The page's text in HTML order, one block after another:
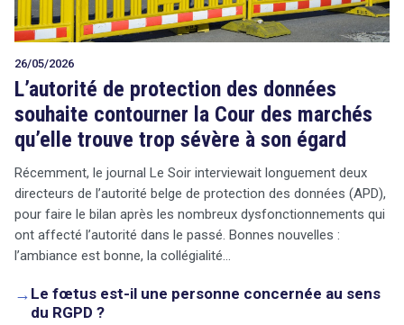
26/05/2026
L’autorité de protection des données
souhaite contourner la Cour des marchés
qu’elle trouve trop sévère à son égard
Récemment, le journal Le Soir interviewait longuement deux
directeurs de l’autorité belge de protection des données (APD),
pour faire le bilan après les nombreux dysfonctionnements qui
ont affecté l’autorité dans le passé. Bonnes nouvelles :
l’ambiance est bonne, la collégialité…
→ Le fœtus est-il une personne concernée au sens
du RGPD ?